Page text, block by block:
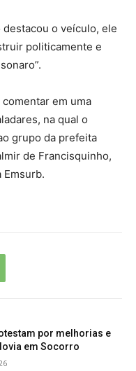
o veículo, ele
politicamente e
em uma
na qual o
grupo da prefeita
de Francisquinho,
por melhorias e
em Socorro